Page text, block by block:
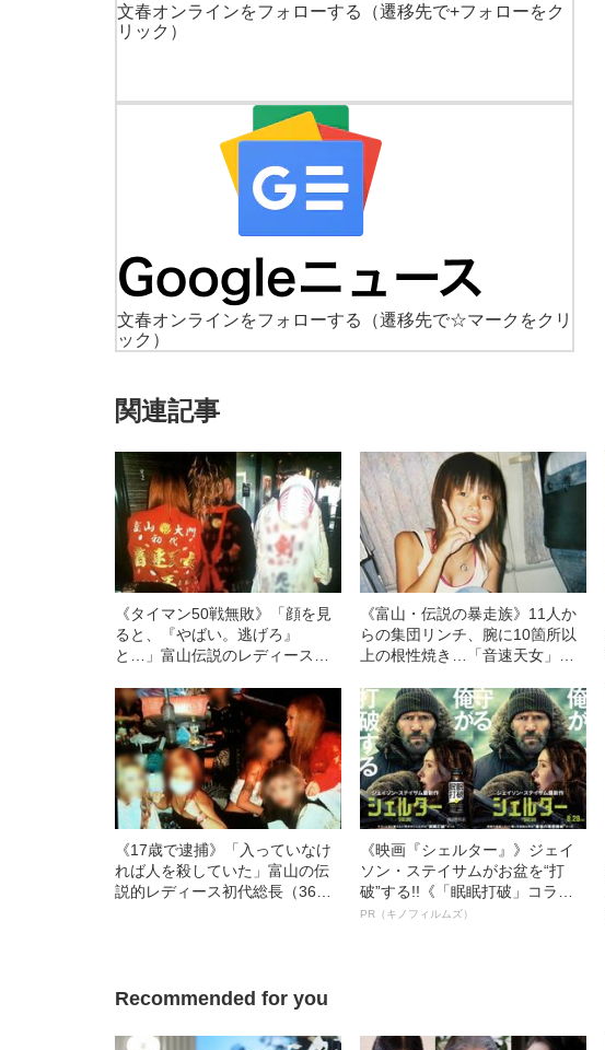
文春オンラインをフォローする
（遷移先で+フォローをク
リック）
文春オンラインをフォローする
（遷移先で☆マークをクリ
ック）
関連記事
《タイマン50戦無敗》「顔を見
ると、『やばい。逃げろ』
と…」富山伝説のレディース初
ー制圧と朝までのバイク暴走
《富山・伝説の暴走族》11人か
らの集団リンチ、腕に10箇所以
上の根性焼き…「音速天女」初
す、過酷すぎる10代
《17歳で逮捕》「入っていなけ
れば人を殺していた」富山の伝
説的レディース初代総長（36）
《映画『シェルター』》ジェイ
ソン・ステイサムがお盆を“打
破”する!!《「眠眠打破」コラ
ボ》
PR（キノフィルムズ）
Recommended for you